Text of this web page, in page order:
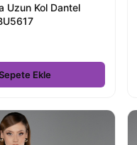
Uzun Kol Dantel
Ekle